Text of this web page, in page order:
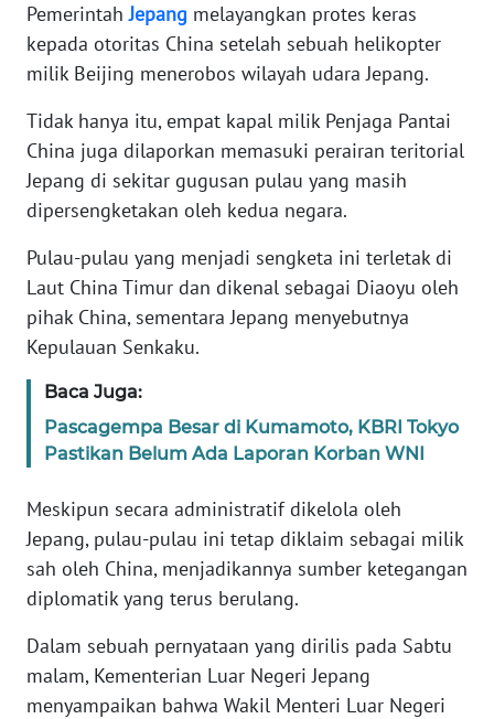
PemerintahJepang melayangkan protes keras
kepada otoritas China setelah sebuah helikopter
milik Beijing menerobos wilayah udara Jepang.
Tidak hanya itu, empat kapal milik Penjaga Pantai
China juga dilaporkan memasuki perairan teritorial
Jepang di sekitar gugusan pulau yang masih
dipersengketakan oleh kedua negara.
Pulau-pulau yang menjadi sengketa ini terletak di
Laut China Timur dan dikenal sebagai Diaoyu oleh
pihak China, sementara Jepang menyebutnya
Kepulauan Senkaku.
Baca Juga:
Pascagempa Besar di Kumamoto, KBRI Tokyo
Pastikan Belum Ada Laporan Korban WNI
Meskipun secara administratif dikelola oleh
Jepang, pulau-pulau ini tetap diklaim sebagai milik
sah oleh China, menjadikannya sumber ketegangan
diplomatik yang terus berulang.
Dalam sebuah pernyataan yang dirilis pada Sabtu
malam, Kementerian Luar Negeri Jepang
menyampaikan bahwa Wakil Menteri Luar Negeri
PEDOMAN
MEDIA
SIBER
REDAKSI
KARIR
DISCLAIMER
Wahana
News
Regional
SUMUT
JAKARTA
WN
JABAR
WN
BANTEN